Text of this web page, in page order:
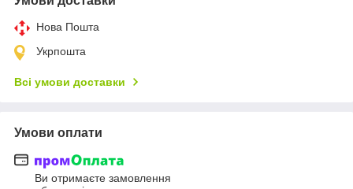
Нова Пошта
Укрпошта
Всі умови доставки
Умови оплати
Ви отримаєте замовлення